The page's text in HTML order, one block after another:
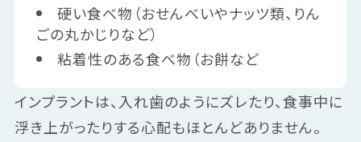
硬い食べ物（おせんべいやナッツ類、りん
ごの丸かじりなど）
粘着性のある食べ物（お餅など
インプラントは、入れ歯のようにズレたり、食事中に
浮き上がったりする心配もほとんどありません。